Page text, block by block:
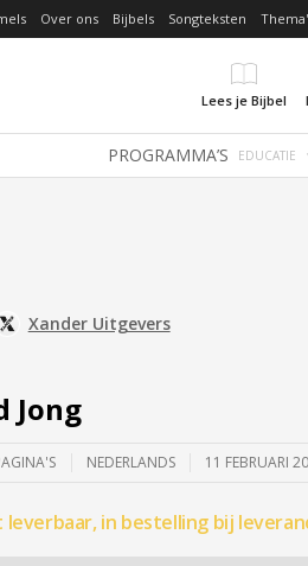
Over ons Bijbels Songteksten
Lees je Bijbel
PROGRAMMA’S EDUCATIE
Xander Uitgevers
Jong
NEDERLANDS 11 FEBRUARI
in bestelling bij